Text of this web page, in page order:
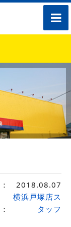
toggle
2018.08.07
横浜戸塚店ス
タッフ